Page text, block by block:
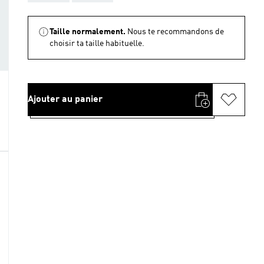
Taille normalement. Nous te recommandons de
choisir ta taille habituelle.
Ajouter au panier